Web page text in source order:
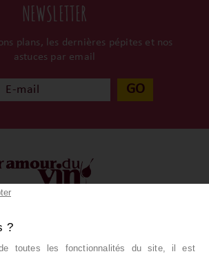
NEWSLETTER
plans, les dernières pépites et nos
astuces par email
GO
nous ?
Conditions générales
?
toutes les fonctionnalités du site, il est